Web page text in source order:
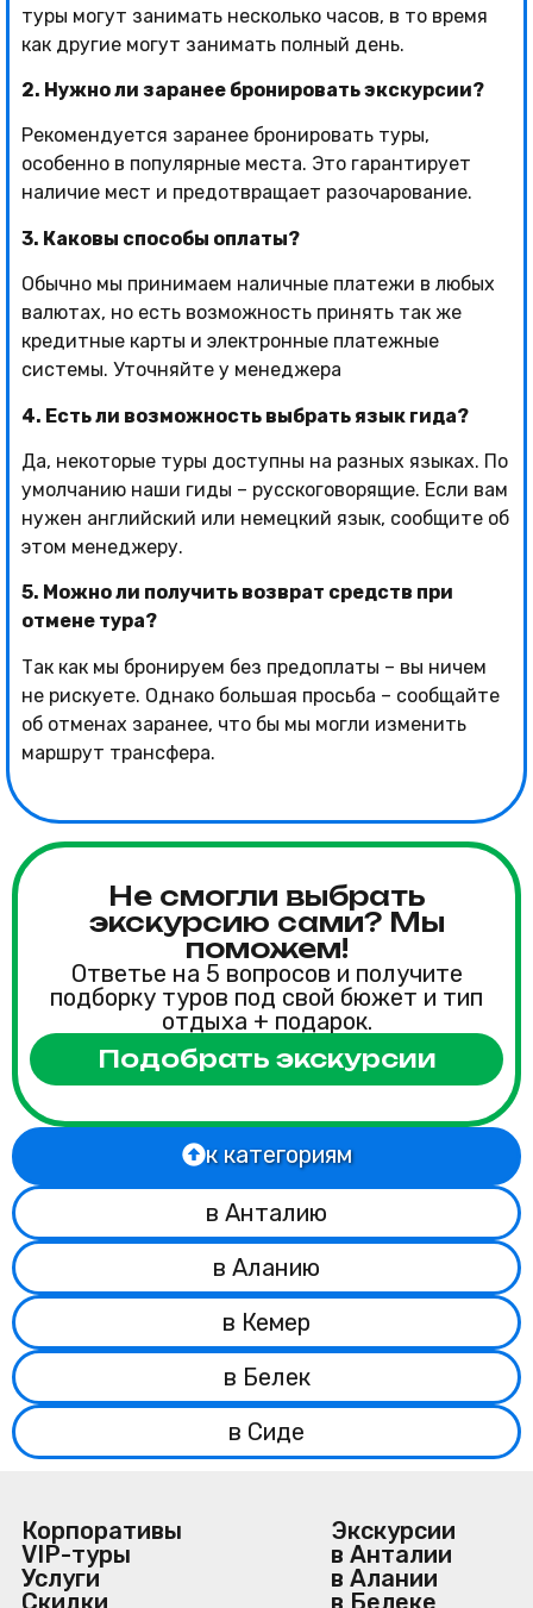
туры могут занимать несколько часов, в то время
как другие могут занимать полный день.
2. Нужно ли заранее бронировать экскурсии?
Рекомендуется заранее бронировать туры,
особенно в популярные места. Это гарантирует
наличие мест и предотвращает разочарование.
3. Каковы способы оплаты?
Обычно мы принимаем наличные платежи в любых
валютах, но есть возможность принять так же
кредитные карты и электронные платежные
системы. Уточняйте у менеджера
4. Есть ли возможность выбрать язык гида?
Да, некоторые туры доступны на разных языках. По
умолчанию наши гиды – русскоговорящие. Если вам
нужен английский или немецкий язык, сообщите об
этом менеджеру.
5. Можно ли получить возврат средств при
отмене тура?
Так как мы бронируем без предоплаты – вы ничем
не рискуете. Однако большая просьба – сообщайте
об отменах заранее, что бы мы могли изменить
маршрут трансфера.
Не смогли выбрать
экскурсию сами? Мы
поможем!
Ответье на 5 вопросов и получите
подборку туров под свой бюжет и тип
отдыха + подарок.
Подобрать экскурсии
к категориям
в Анталию
в Аланию
в Кемер
в Белек
в Сиде
Экскурсии
в Анталии
в Алании
в Белеке
Корпоративы
VIP-туры
Услуги
Скидки